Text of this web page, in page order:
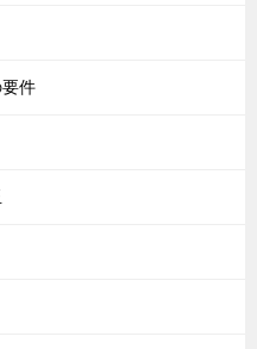
件